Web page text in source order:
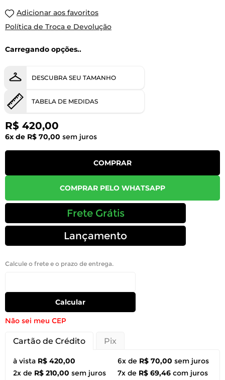
Adicionar aos favoritos
Política de Troca e Devolução
Carregando opções..
DESCUBRA SEU TAMANHO
TABELA DE MEDIDAS
R$ 420,00
6x de R$ 70,00 sem juros
COMPRAR
COMPRAR PELO WHATSAPP
Frete Grátis
Lançamento
Calcule o frete e o prazo de entrega.
Calcular
Não sei meu CEP
Cartão de Crédito Pix
à vista R$ 420,00
2x de R$ 210,00 sem juros
6x de R$ 70,00 sem juros
7x de R$ 69,46 com juros